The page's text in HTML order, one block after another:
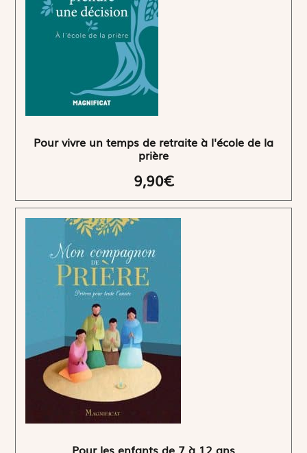
Pour vivre un temps de retraite à l'école de la
prière
9,90€
Pour les enfants de 7 à 12 ans